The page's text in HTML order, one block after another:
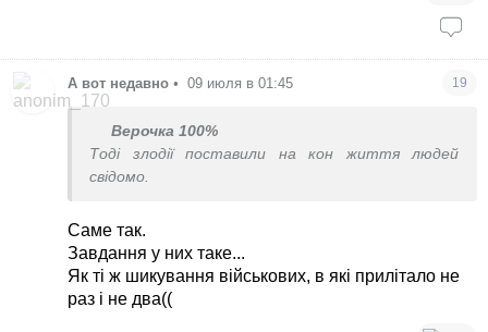
А вот недавно • 09 июля в 01:45 19
Верочка 100%
Тоді злодії поставили на кон життя людей
свідомо.
Саме так.
Завдання у них таке...
Як ті ж шикування військових, в які прилітало не
раз і не два((